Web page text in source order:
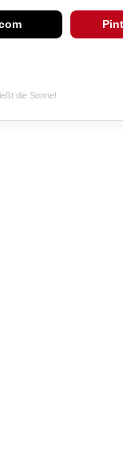
die Sonne!